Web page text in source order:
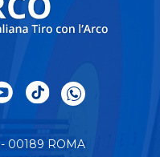
- 00189 ROMA